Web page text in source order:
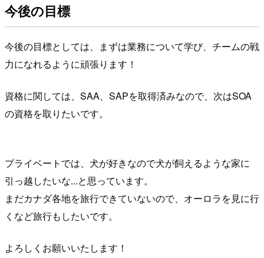
今後の目標
今後の目標としては、まずは業務について学び、チームの戦
力になれるように頑張ります！
資格に関しては、SAA、SAPを取得済みなので、次はSOA
の資格を取りたいです。
プライベートでは、犬が好きなので犬が飼えるような家に
引っ越したいな...と思っています。
まだカナダ各地を旅行できていないので、オーロラを見に行
くなど旅行もしたいです。
よろしくお願いいたします！